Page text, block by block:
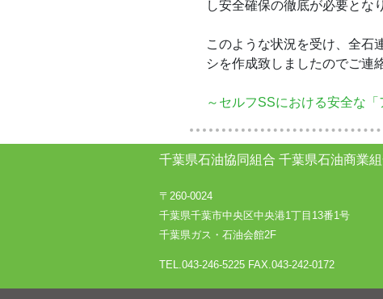
し安全確保の徹底が必要とな
このような状況を受け、全石
シを作成致しましたのでご連
～セルフSSにおける安全な
千葉県石油協同組合 千葉県石油商業
〒260-0024
千葉県千葉市中央区中央港1丁目13番1号
千葉県ガス・石油会館2F
TEL.043-246-5225 FAX.043-242-0172